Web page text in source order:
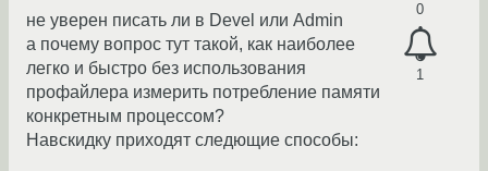
0
1
не уверен писать ли в Devel или Admin
а почему вопрос тут такой, как наиболее
легко и быстро без использования
профайлера измерить потребление памяти
конкретным процессом?
Навскидку приходят следющие способы: